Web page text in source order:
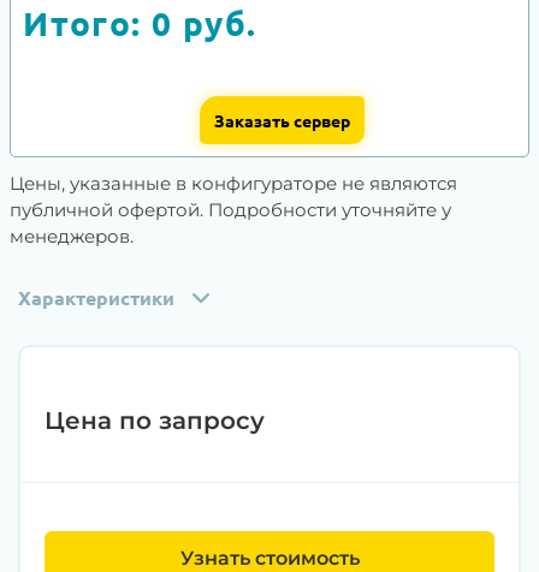
Итого: 0 руб.
Заказать сервер
Цены, указанные в конфигураторе не являются
публичной офертой. Подробности уточняйте у
менеджеров.
Характеристики
Цена по запросу
Узнать стоимость